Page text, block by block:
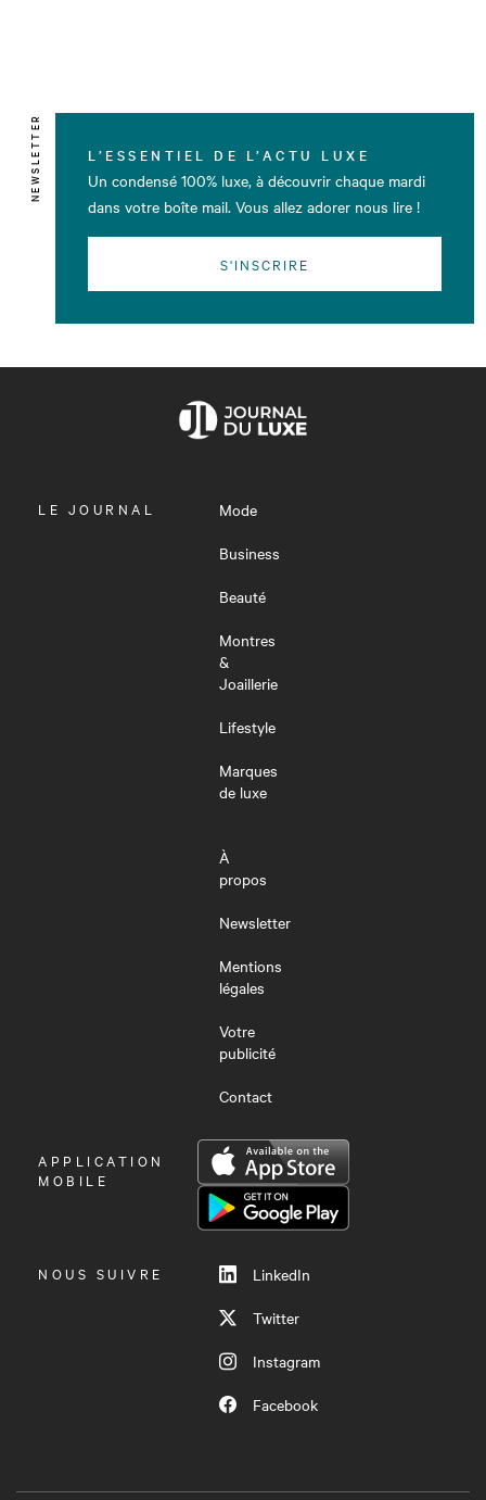
NEWSLETTER L’ESSENTIEL DE L’ACTU LUXE
Un condensé 100% luxe, à découvrir chaque mardi
dans votre boîte mail. Vous allez adorer nous lire !
S'INSCRIRE
OUVRIR
LE JOURNAL
Mode
Business
Beauté
Montres
&
Joaillerie
Lifestyle
Marques
de luxe
À
propos
Newsletter
Mentions
légales
Votre
publicité
Contact
OUVRIR
LE
APPLICATION
MOBILE
NOUS SUIVRE
LinkedIn
Twitter
Instagram
Facebook